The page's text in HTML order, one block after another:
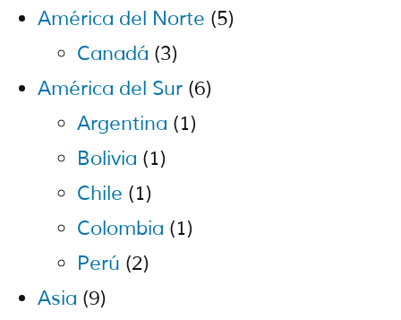
América del Norte (5)
Canadá (3)
América del Sur (6)
Argentina (1)
Bolivia (1)
Chile (1)
Colombia (1)
Perú (2)
Asia (9)